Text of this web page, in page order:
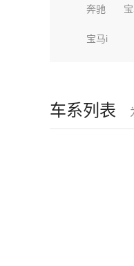
奔驰
宝马i
车系列表